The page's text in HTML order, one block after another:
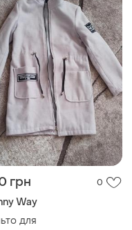
грн 0
Way
для